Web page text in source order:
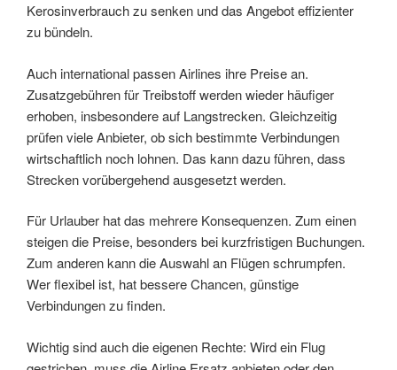
Kerosinverbrauch zu senken und das Angebot effizienter
zu bündeln.
Auch international passen Airlines ihre Preise an.
Zusatzgebühren für Treibstoff werden wieder häufiger
erhoben, insbesondere auf Langstrecken. Gleichzeitig
prüfen viele Anbieter, ob sich bestimmte Verbindungen
wirtschaftlich noch lohnen. Das kann dazu führen, dass
Strecken vorübergehend ausgesetzt werden.
Für Urlauber hat das mehrere Konsequenzen. Zum einen
steigen die Preise, besonders bei kurzfristigen Buchungen.
Zum anderen kann die Auswahl an Flügen schrumpfen.
Wer flexibel ist, hat bessere Chancen, günstige
Verbindungen zu finden.
Wichtig sind auch die eigenen Rechte: Wird ein Flug